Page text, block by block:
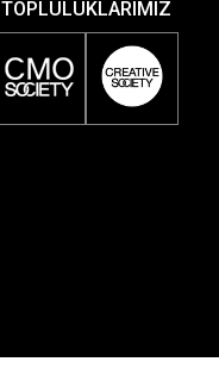
TOPLULUKLARIMIZ